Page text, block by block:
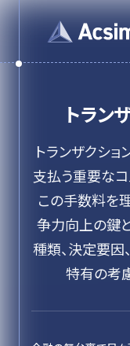
トラン
トランザクシ
支払う重要なコ
この手数料を
争力向上の鍵
種類、決定要因
特有の考